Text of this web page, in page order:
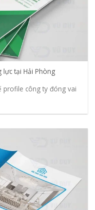
tại Hải Phòng
profile công ty đóng vai